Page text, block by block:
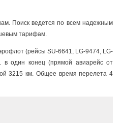
Поиск ведется по всем надежным
тарифам.
(рейсы SU-6641, LG-9474, LG-
в один конец (прямой авиарейс от
3215 км. Общее время перелета 4